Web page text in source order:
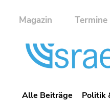
Magazin Termine
Alle Beiträge Politik